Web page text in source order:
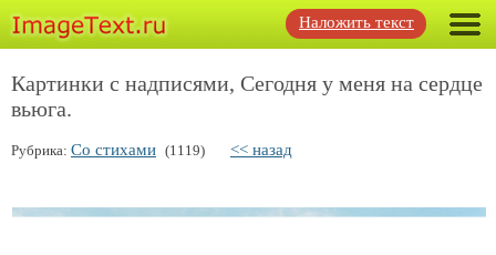
Наложить текст
Картинки с надписями, Сегодня у меня на сердце
вьюга.
Рубрика: Со стихами (1119) << назад